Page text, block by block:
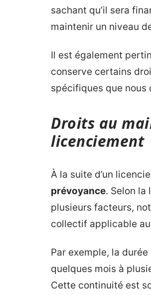
sachant qu’il sera
maintenir un niveau
Il est également
conserve certains
spécifiques que nous
Droits au
licenciement
À la suite d’un
prévoyance. Selon
plusieurs facteurs,
collectif applicable au
Par exemple, la
quelques mois à
Cette continuité est